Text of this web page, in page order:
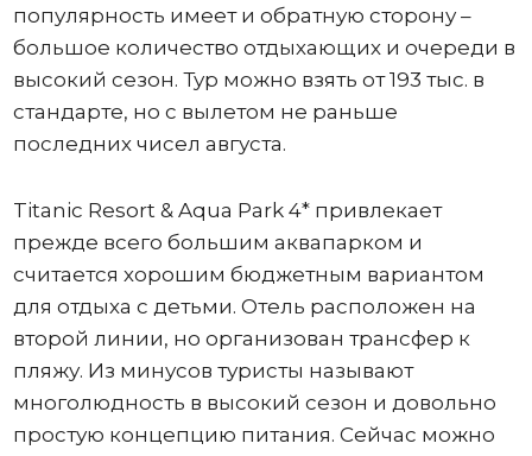
популярность имеет и обратную сторону –
большое количество отдыхающих и очереди в
высокий сезон. Тур можно взять от 193 тыс. в
стандарте, но с вылетом не раньше
последних чисел августа.
Titanic Resort & Aqua Park 4* привлекает
прежде всего большим аквапарком и
считается хорошим бюджетным вариантом
для отдыха с детьми. Отель расположен на
второй линии, но организован трансфер к
пляжу. Из минусов туристы называют
многолюдность в высокий сезон и довольно
простую концепцию питания. Сейчас можно